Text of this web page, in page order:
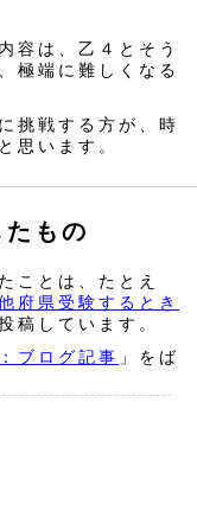
容は、乙４とそう
極端に難しくなる
挑戦する方が、時
思います。
もの
ことは、たとえ
府県受験するとき
稿しています。
ブログ記事 」をば